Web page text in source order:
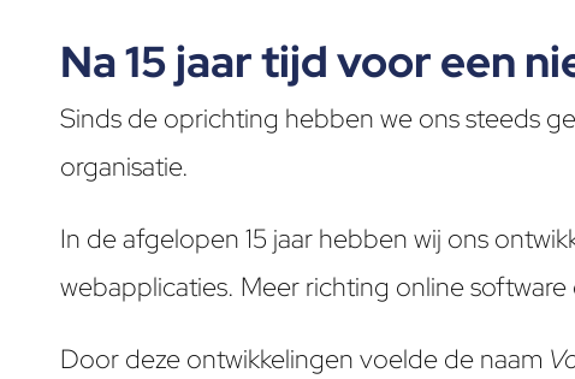
Na 15 jaar tijd voor een
Sinds de oprichting hebben we ons steeds
organisatie.
In de afgelopen 15 jaar hebben wij ons
webapplicaties. Meer richting online
Door deze ontwikkelingen voelde de naam